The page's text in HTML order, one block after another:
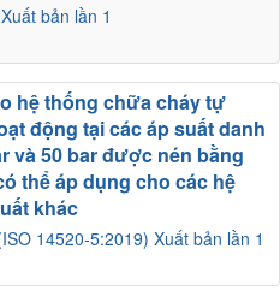
bản lần 1
14520-5:2019) Xuất bản lần 1
hệ thống chữa cháy tự
động tại các áp suất danh
và 50 bar được nén bằng
thể áp dụng cho các hệ
khác